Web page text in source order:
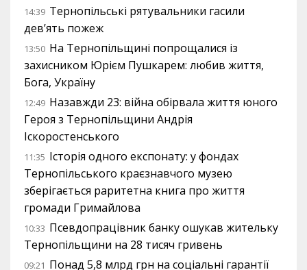
14:39 Тернопільські рятувальники гасили
дев’ять пожеж
13:50 На Тернопільщині попрощалися із
захисником Юрієм Пушкарем: любив життя,
Бога, Україну
12:49 Назавжди 23: війна обірвала життя юного
Героя з Тернопільщини Андрія
Іскоростенського
11:35 Історія одного експонату: у фондах
Тернопільського краєзнавчого музею
зберігається раритетна книга про життя
громади Гримайлова
10:33 Псевдопрацівник банку ошукав жительку
Тернопільщини на 28 тисяч гривень
09:21 Понад 5,8 млрд грн на соціальні гарантії